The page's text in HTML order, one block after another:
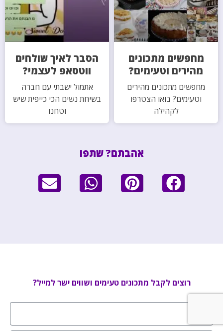
מחפשים מתכונים
מהירים וטעימים?
מחפשים מתכונים מהירים
וטעימים? בואו הצטרפו
לקהילה
הסבר לאיך שולחים
ווטסאפ לעצמי?
אתמול ישבתי עם חברה
בשיחת נשים הכי כייפית שיש
וטחנו
אהבתם? שתפו
רוצים לקבל מתכונים טעימים ושווים ישר למייל?